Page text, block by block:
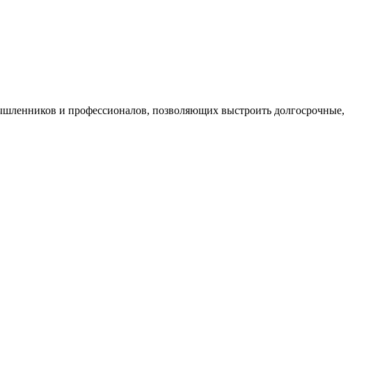
и профессионалов, позволяющих выстроить долгосрочные,